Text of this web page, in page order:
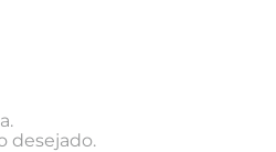
desejado.